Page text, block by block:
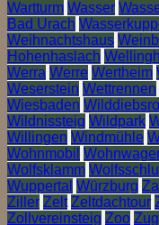
Wartturm Wasser
Bad Urach
Weihnachtshaus
Hohenhaslach
Werra Werre Wertheim
Weserstein Wettrennen
Wiesbaden
Wildnissteig Wildpark
Willingen Windmühle
Wohnmobil
Wolfsklamm
Wuppertal Würzburg
Ziller Zelt Zeltdachtour
Zollvereinsteig Zoo